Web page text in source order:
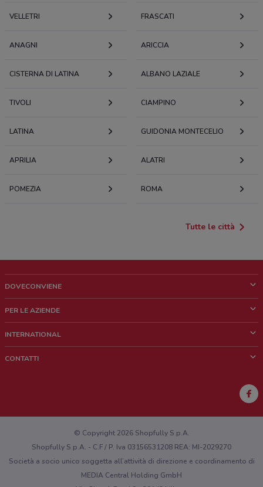
VELLETRI FRASCATI
ANAGNI ARICCIA
CISTERNA DI LATINA ALBANO LAZIALE
TIVOLI CIAMPINO
LATINA GUIDONIA MONTECELIO
APRILIA ALATRI
POMEZIA ROMA
Tutte le città
DOVECONVIENE
Chi siamo
Lavora con noi
PER LE AZIENDE
Richieste commerciali e marketing
INTERNATIONAL
CONTATTI
Hai un malfunzionamento sul web o sull'app?
© Copyright 2026 Shopfully S.p.A.
Shopfully S.p.A. - C.F / P. Iva 03156531208 REA: MI-2029270
Società a socio unico soggetta all’attività di direzione e coordinamento di
MEDIA Central Holding GmbH